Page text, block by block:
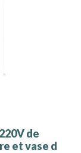
de
et vase d